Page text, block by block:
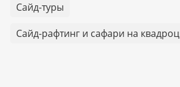
Сайд-туры
Сайд-рафтинг и сафари на